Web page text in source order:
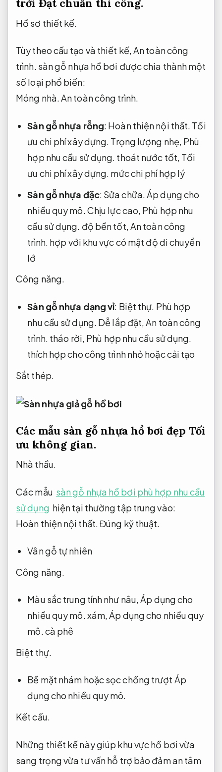
trời Đạt chuẩn thi công.
Hồ sơ thiết kế.
Tùy theo cấu tạo và thiết kế,An toàn công
trình. sàn gỗ nhựa hồ bơi được chia thành một
số loại phổ biến:
Móng nhà.An toàn công trình.
Sàn gỗ nhựa rỗng: Hoàn thiện nội thất. Tối
ưu chi phí xây dựng. Trọng lượng nhẹ, Phù
hợp nhu cầu sử dụng. thoát nước tốt, Tối
ưu chi phí xây dựng. mức chi phí hợp lý
Sàn gỗ nhựa đặc: Sửa chữa.Áp dụng cho
nhiều quy mô.Chịu lực cao, Phù hợp nhu
cầu sử dụng. độ bền tốt,An toàn công
trình. hợp với khu vực có mật độ di chuyển
lớ
Công năng.
Sàn gỗ nhựa dạng vỉ: Biệt thự. Phù hợp
nhu cầu sử dụng. Dễ lắp đặt,An toàn công
trình. tháo rời, Phù hợp nhu cầu sử dụng.
thích hợp cho công trình nhỏ hoặc cải tạo
Sắt thép.
Các mẫu sàn gỗ nhựa hồ bơi đẹp Tối
ưu không gian.
Nhà thầu.
Các mẫu sàn gỗ nhựa hồ bơi phù hợp nhu cầu
sử dụng hiện tại thường tập trung vào:
Hoàn thiện nội thất.Đúng kỹ thuật.
Vân gỗ tự nhiên
Công năng.
Màu sắc trung tính như nâu,Áp dụng cho
nhiều quy mô.xám,Áp dụng cho nhiều quy
mô.cà phê
Biệt thự.
Bề mặt nhám hoặc sọc chống trượt Áp
dụng cho nhiều quy mô.
Kết cấu.
Những thiết kế này giúp khu vực hồ bơi vừa
sang trọng vừa tư vấn hỗ trợ bảo đảm an tâm